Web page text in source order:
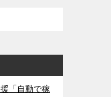
「自動で稼